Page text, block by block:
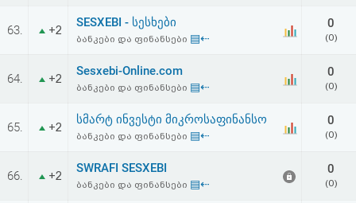
ავტორიზაცია
რეგისტრაცია
პაროლის
აღდგენა
HTML
63. +2
SESXEBI - სესხები
ბანკები და ფინანსები ▤⇠
0
(0)
64. +2
Sesxebi-Online.com
ბანკები და ფინანსები ▤⇠
0
(0)
65. +2
სმარტ ინვესტი მიკროსაფინანსო
ბანკები და ფინანსები ▤⇠
0
(0)
66. +2
SWRAFI SESXEBI
ბანკები და ფინანსები ▤⇠
0
(0)